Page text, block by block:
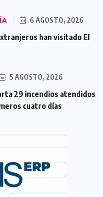
6 AGOSTO, 2026
han visitado El
5 AGOSTO, 2026
29 incendios atendidos
cuatro días